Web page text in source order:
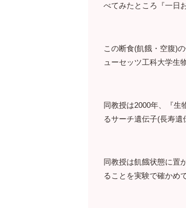
べてみたところ『一日
この断食(飢餓・空腹)
ューセッツ工科大学生
同教授は2000年、『生
るサーチ遺伝子(長寿遺
同教授は飢餓状態に置
ることを実験で確かめ